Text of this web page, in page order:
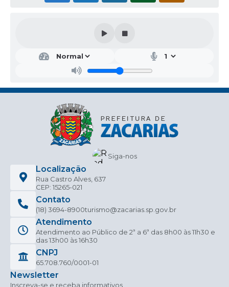
Siga-nos
Localização
Rua Castro Alves, 637
CEP: 15265-021
Contato
(18) 3694-8900turismo@zacarias.sp.gov.br
Atendimento
Atendimento ao Público de 2ª a 6ª das 8h00 às 11h30 e
das 13h00 às 16h30
CNPJ
65.708.760/0001-01
Newsletter
Inscreva-se e receba informativos